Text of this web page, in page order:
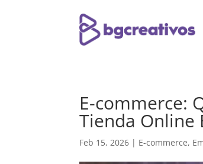
E-commerce:
Tienda Online
Feb 15, 2026 | E-commerce,